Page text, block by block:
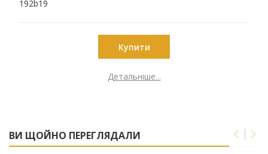
192b19
Купити
Детальніше...
ВИ ЩОЙНО ПЕРЕГЛЯДАЛИ